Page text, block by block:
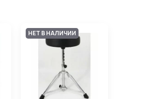
НЕТ В НАЛИЧИИ